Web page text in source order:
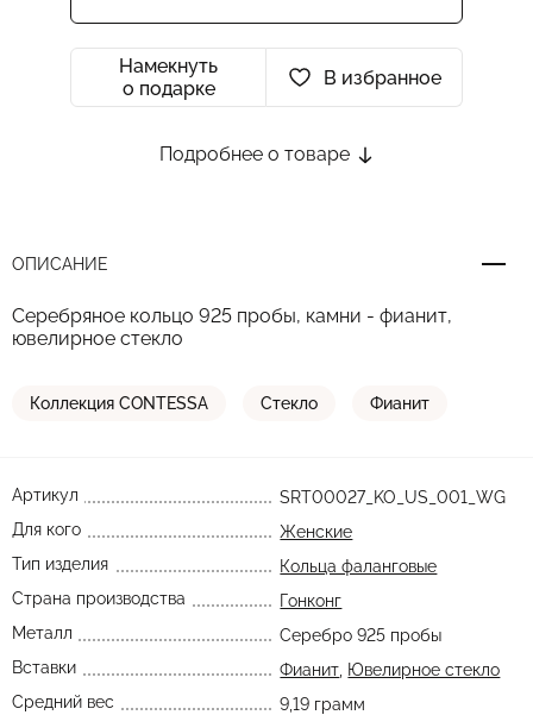
Намекнуть
о подарке
В избранное
Подробнее о товаре
ОПИСАНИЕ
Серебряное кольцо 925 пробы, камни - фианит,
ювелирное стекло
Коллекция CONTESSA Стекло Фианит
Артикул
SRT00027_KO_US_001_WG
Для кого
Женские
Тип изделия
Кольца фаланговые
Страна производства
Гонконг
Металл
Серебро 925 пробы
Вставки
Фианит Ювелирное стекло
Средний вес
9,19 грамм